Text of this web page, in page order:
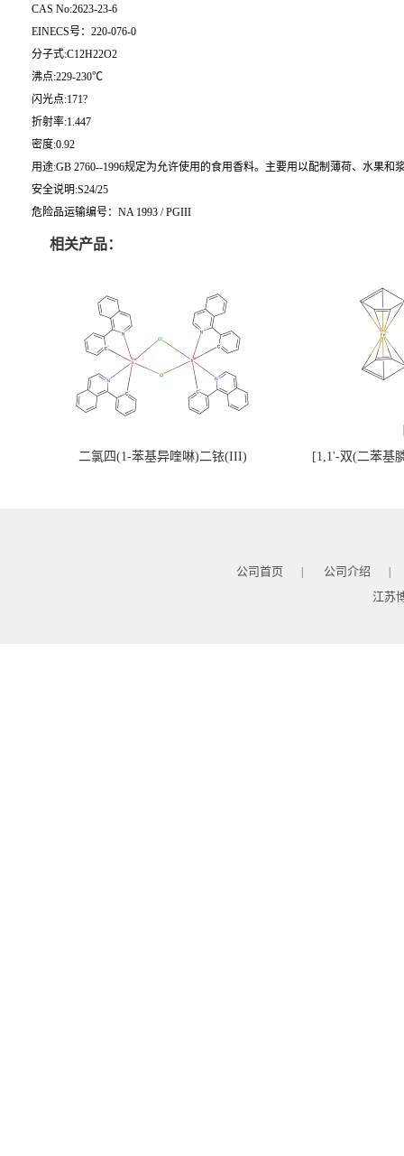
CAS No:2623-23-6
EINECS号：220-076-0
分子式:C12H22O2
沸点:229-230℃
闪光点:171?
折射率:1.447
密度:0.92
用途:GB 2760--1996规定为允许使用的食用香料。主要用以配制薄荷、水果和
安全说明:S24/25
危险品运输编号：NA 1993 / PGIII
相关产品：
二氯四(1-苯基异喹啉)二铱(III) [1,1'-双(二苯基
公司首页 | 公司介绍 |
江苏